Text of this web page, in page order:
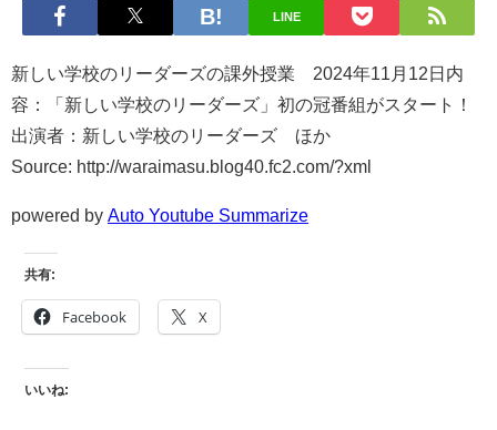
LINE
新しい学校のリーダーズの課外授業 2024年11月12日内
容：「新しい学校のリーダーズ」初の冠番組がスタート！
出演者：新しい学校のリーダーズ ほか
Source: http://waraimasu.blog40.fc2.com/?xml
powered by Auto Youtube Summarize
共有:
Facebook X
いいね: